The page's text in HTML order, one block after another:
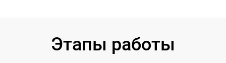
Этапы работы